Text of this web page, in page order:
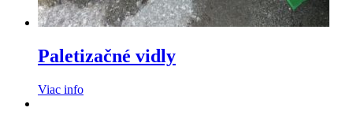
Paletizačné vidly
Viac info